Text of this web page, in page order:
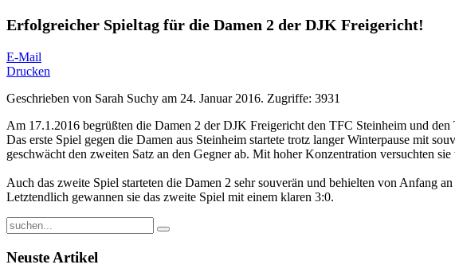
Erfolgreicher Spieltag für die Damen 2 der DJK Freigericht!
E-Mail
Drucken
Geschrieben von Sarah Suchy am 24. Januar 2016. Zugriffe: 3931
Am 17.1.2016 begrüßten die Damen 2 der DJK Freigericht den TFC Steinheim und
Das erste Spiel gegen die Damen aus Steinheim startete trotz langer Winterpause mit
geschwächt den zweiten Satz an den Gegner ab. Mit hoher Konzentration versuchten
Auch das zweite Spiel starteten die Damen 2 sehr souverän und behielten von Anfang
Letztendlich gewannen sie das zweite Spiel mit einem klaren 3:0.
Neuste Artikel